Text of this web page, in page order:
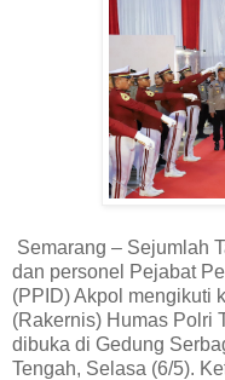
Semarang – Sejumlah
dan personel Pejabat
(PPID) Akpol mengikuti
(Rakernis) Humas Polri
dibuka di Gedung
Tengah, Selasa (6/5).